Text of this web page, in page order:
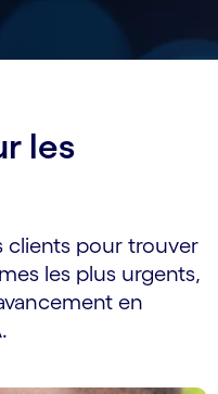
les
clients pour trouver
les plus urgents,
en